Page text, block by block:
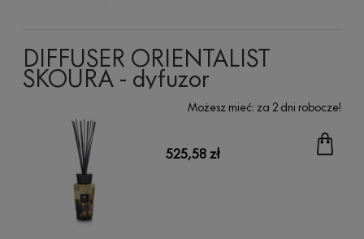
DIFFUSER ORIENTALIST
SKOURA - dyfuzor
Możesz mieć: za 2 dni robocze!
525,58 zł